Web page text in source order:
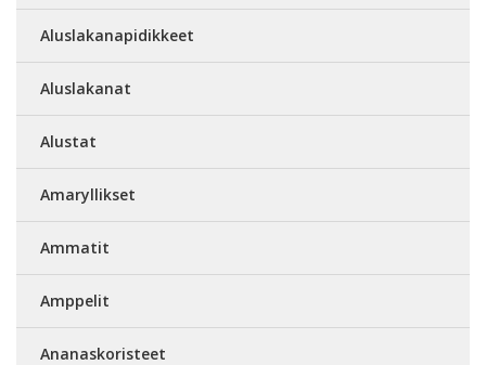
Aluslakanapidikkeet
Aluslakanat
Alustat
Amaryllikset
Ammatit
Amppelit
Ananaskoristeet